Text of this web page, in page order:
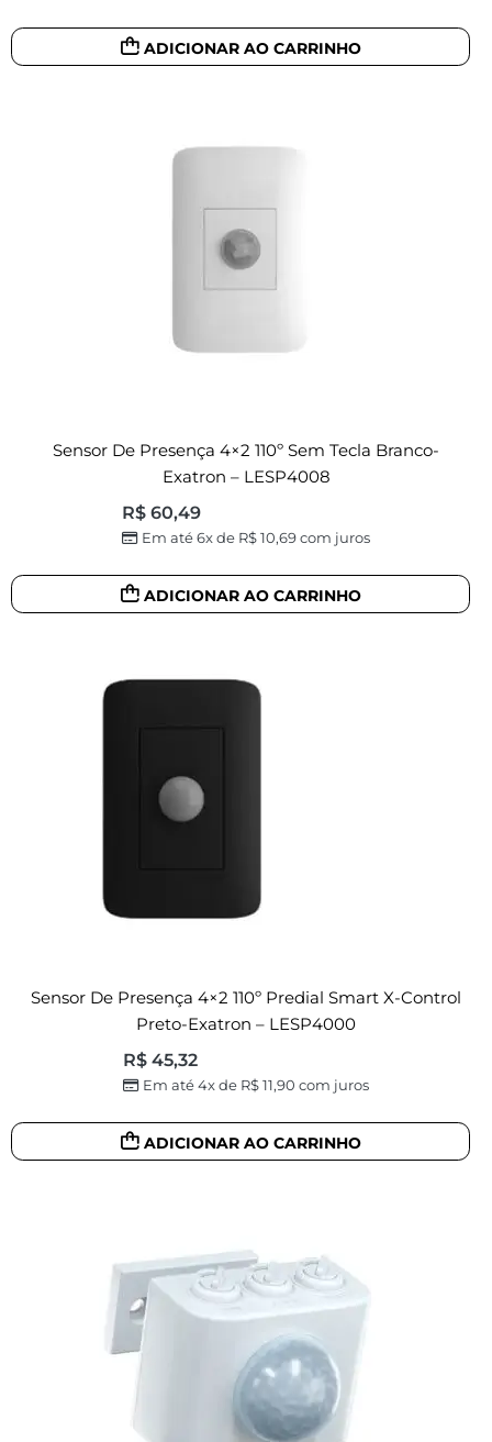
ADICIONAR AO CARRINHO
Sensor De Presença 4×2 110º Sem Tecla Branco-
Exatron – LESP4008
R$60,49
Em até 6x de R$10,69com juros
ADICIONAR AO CARRINHO
Sensor De Presença 4×2 110º Predial Smart X-Control
Preto-Exatron – LESP4000
R$45,32
Em até 4x de R$11,90 com juros
ADICIONAR AO CARRINHO